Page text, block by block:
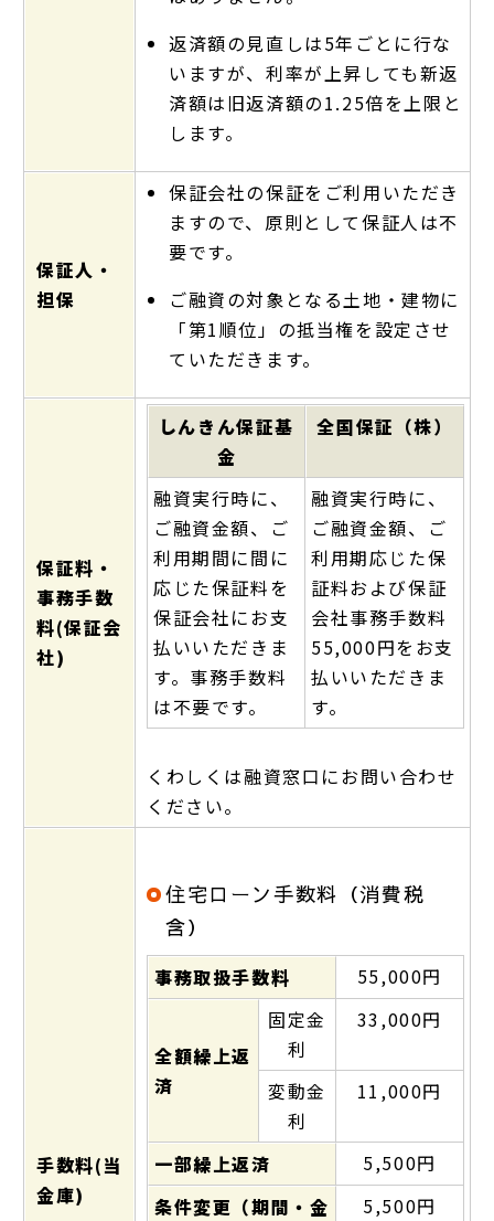
返済額の見直しは5年ごとに行な
いますが、利率が上昇しても新返
済額は旧返済額の1.25倍を上限と
します。
保証人・
担保
保証会社の保証をご利用いただき
ますので、原則として保証人は不
要です。
ご融資の対象となる土地・建物に
「第1順位」の抵当権を設定させ
ていただきます。
保証料・
事務手数
料(保証会
社)
しんきん保証基
金
全国保証（株）
融資実行時に、
ご融資金額、ご
利用期間に間に
応じた保証料を
保証会社にお支
払いいただきま
す。事務手数料
は不要です。
融資実行時に、
ご融資金額、ご
利用期応じた保
証料および保証
会社事務手数料
55,000円をお支
払いいただきま
す。
くわしくは融資窓口にお問い合わせ
ください。
手数料(当
金庫)
住宅ローン手数料（消費税
含）
事務取扱手数料 55,000円
全額繰上返
済
固定金
利
33,000円
変動金
利
11,000円
一部繰上返済
5,500円
条件変更（期間・金
5,500円